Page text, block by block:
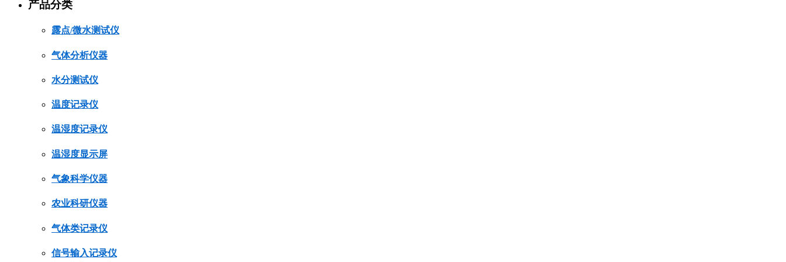
产品分类
露点/微水测试仪
气体分析仪器
水分测试仪
温度记录仪
温湿度记录仪
温湿度显示屏
气象科学仪器
农业科研仪器
气体类记录仪
信号输入记录仪